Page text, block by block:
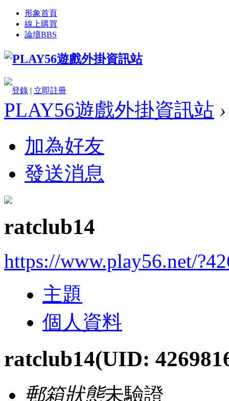
形象首頁
線上購買
論壇BBS
登錄 | 立即註冊
PLAY56遊戲外掛資訊站 ›
加為好友
發送消息
ratclub14
https://www.play56.net/
主題
個人資料
ratclub14(UID:
郵箱狀態未驗證